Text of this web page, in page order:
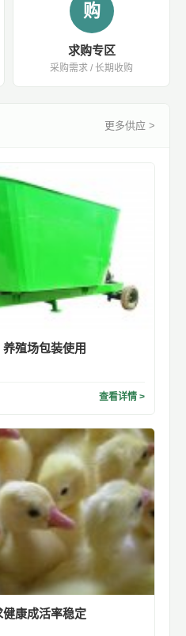
购
求购专区
采购需求 / 长期收购
更多供应 >
殖场包装使用
查看详情 >
康成活率稳定